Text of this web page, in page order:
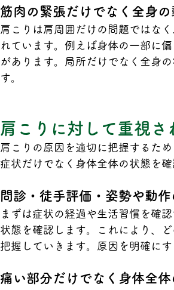
筋肉の緊張だけでなく全身
肩こりは肩周囲だけの問題ではな
れています。例えば身体の一部に
があります。局所だけでなく全身
す。
肩こりに対して重視さ
肩こりの原因を適切に把握するた
症状だけでなく身体全体の状態を
問診・徒手評価・姿勢や動
まずは症状の経過や生活習慣を確
状態を確認します。これにより、
把握していきます。原因を明確に
痛い部分だけでなく身体全